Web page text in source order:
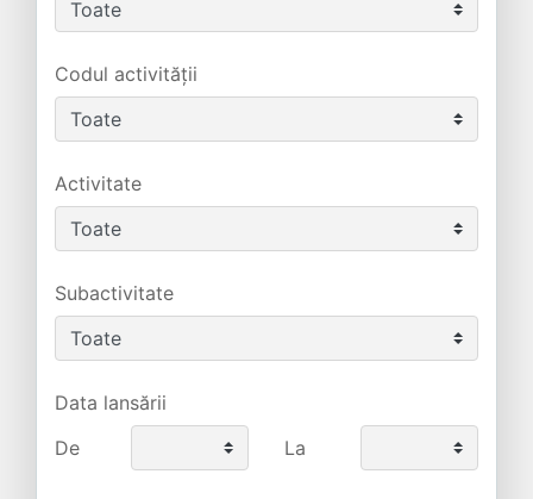
Codul activității
Activitate
Subactivitate
Data lansării
De
La